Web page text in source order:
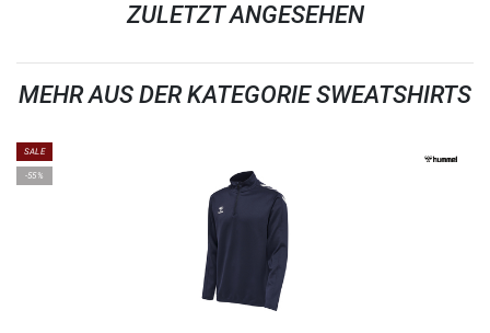
ZULETZT ANGESEHEN
MEHR AUS DER KATEGORIE SWEATSHIRTS
SALE
-55%